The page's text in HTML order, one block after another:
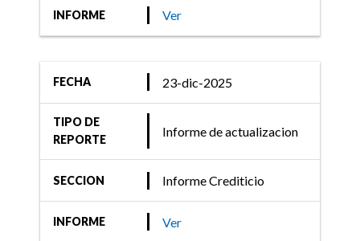
INFORME Ver
FECHA 23-dic-2025
TIPO DE
REPORTE
Informe de actualizacion
SECCION Informe Crediticio
INFORME Ver